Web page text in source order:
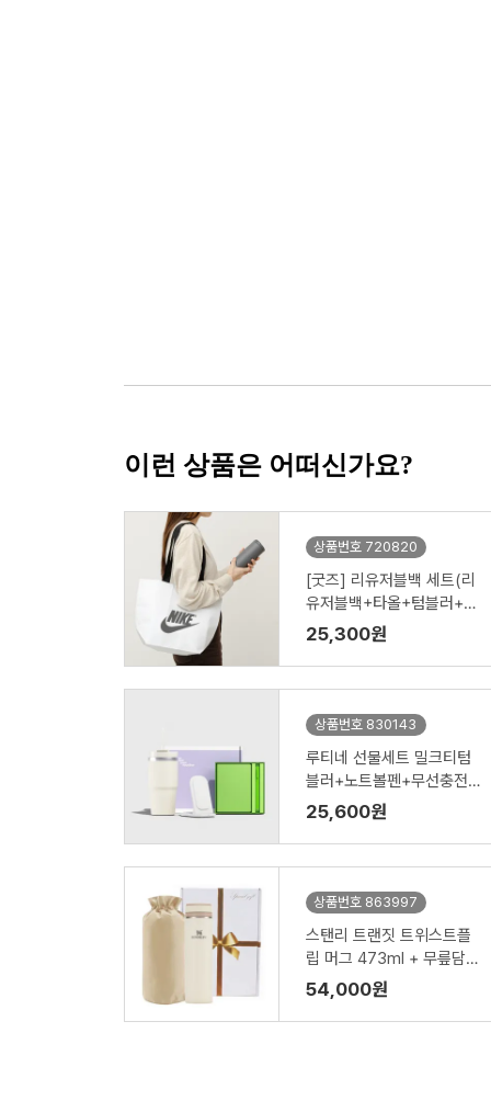
이런 상품은 어떠신가요?
상품번호 720820
[굿즈] 리유저블백 세트(리
유저블백+타올+텀블러+공
기청정기)
25,300원
상품번호 830143
루티네 선물세트 밀크티텀
블러+노트볼펜+무선충전
기
25,600원
상품번호 863997
스탠리 트랜짓 트위스트플
립 머그 473ml + 무릎담요
+커버1P세트
54,000원